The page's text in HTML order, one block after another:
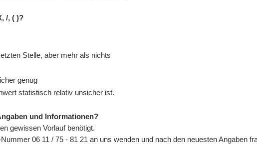
/, ( )?
Stelle, aber mehr als nichts
genug
statistisch relativ unsicher ist.
und Informationen?
gewissen Vorlauf benötigt.
06 11 / 75 - 81 21 an uns wenden und nach den neuesten Angaben